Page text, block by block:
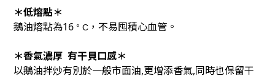
＊低熔點＊
鵝油熔點為16 ° C ，不易囤積心血管 。
＊香氣濃厚 有干貝口感＊
以鵝油拌炒有別於一般市面油,更增添香氣,同時也保留干